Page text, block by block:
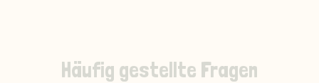
Häufig gestellte Fragen